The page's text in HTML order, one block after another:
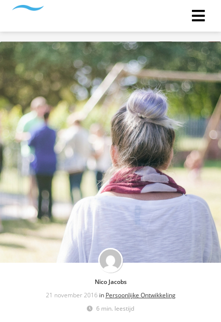
Nico Jacobs
21 november 2016 in Persoonlijke Ontwikkeling
6 min. leestijd